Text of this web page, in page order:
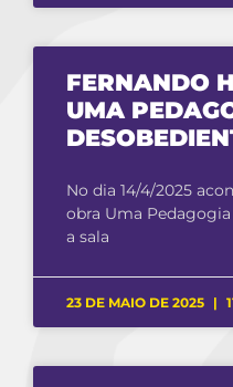
FERNANDO
UMA
No dia 14/4/2025
obra Uma
a sala
23 DE MAIO DE 2025